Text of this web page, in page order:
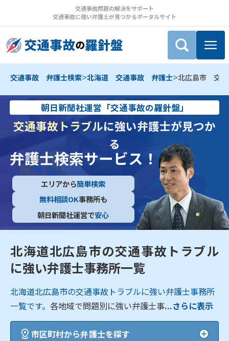
交通事故問題の解決をサポート
交通事故に強い弁護士が見つかるポータルサイト
交通事故 弁護士検索>北海道 交通事故 弁護士>北広島市 交
朝日新聞社運営「交通事故の羅針盤」
交通事故トラブルに強い弁護士が見つか
る
弁護士検索サービス！
エリアから簡単検索
無料相談OK事務所も
朝日新聞社運営で安心
北海道北広島市の交通事故トラブル
に強い弁護士事務所一覧
北海道北広島市の交通事故トラブルに強い弁護士事務所
一覧です。各地域で問題別に強い弁護士事...さらに表示
市区町村から弁護士を探す